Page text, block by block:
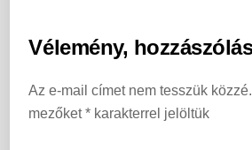
Vélemény,
Az e-mail címet nem tesszük közzé.
mezőket* karakterrel jelöltük